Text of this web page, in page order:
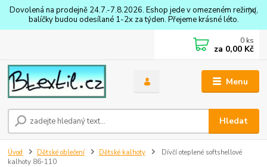
Dovolená na prodejně 24.7.-7.8.2026. Eshop jede v omezeném režimu,
balíčky budou odesílané 1-2x za týden. Přejeme krásné léto.
Menu
Hledat
0 ks
za 0,00 Kč
Úvod Dětské oblečení Dětské kalhoty
Dívčí oteplené softshellové
kalhoty 86-110